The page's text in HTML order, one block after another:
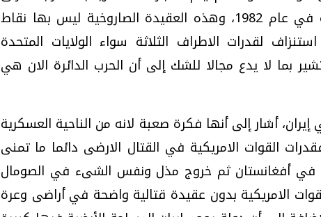
وإيران ومنذ أن توقفت الحرب البرية في عام 1982، وهذه العقيدة الصاروخية ليس بها نقاط
لقدرات الاطراف الثلاثة سواء الولايات المتحدة
بما لا يدع مجالا للشك إلى أن الحرب الدائرة الان هي
أشار إلى أنها فكرة صعبة لانه من الناحية العسكرية
القوات الامريكية في القتال الارضى دائما ما تمنى
في أفغانستان ثم خروج مذل ونفس الشىء في الصومال
الامريكية بدون عقيدة قتالية واضحة في أراضى وعرة